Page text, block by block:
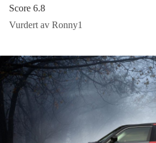
Score 6.8
Vurdert av Ronny1